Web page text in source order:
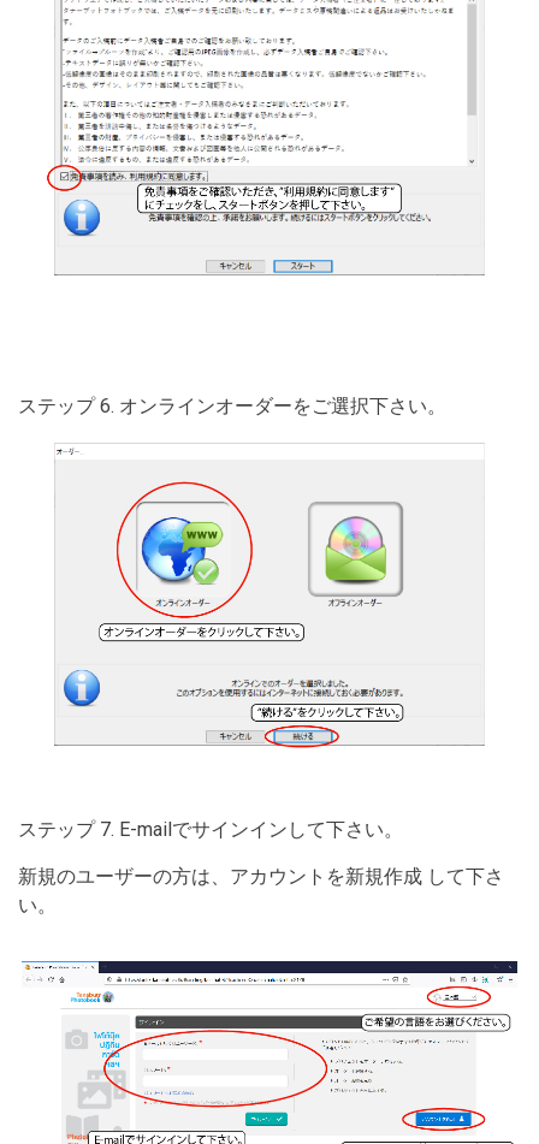
ステップ 6. オンラインオーダーをご選択下さい。
ステップ 7. E-mailでサインインして下さい。
新規のユーザーの方は、アカウントを新規作成 して下さ
い。